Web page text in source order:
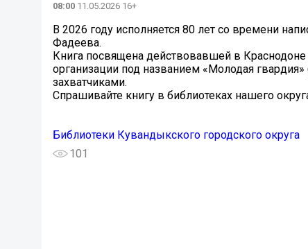
08:00 11.05.2026 16+
В 2026 году исполняется 80 лет со времени
Фадеева.
Книга посвящена действовавшей в
организации под названием «Молодая
захватчиками.
Спрашивайте книгу в библиотеках нашего
Библиотеки Кувандыкского городского округа
101